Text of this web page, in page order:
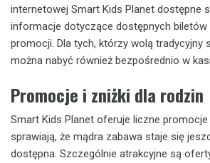
internetowej Smart Kids Planet dostępne
informacje dotyczące dostępnych biletów
promocji. Dla tych, którzy wolą tradycyjny
można nabyć również bezpośrednio w
Promocje i zniżki dla rodzin
Smart Kids Planet oferuje liczne promocje
sprawiają, że mądra zabawa staje się
dostępna. Szczególnie atrakcyjne są